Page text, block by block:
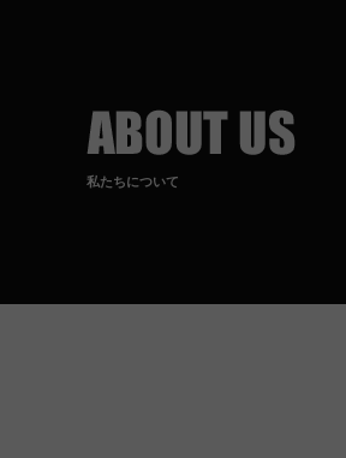
私たちについて